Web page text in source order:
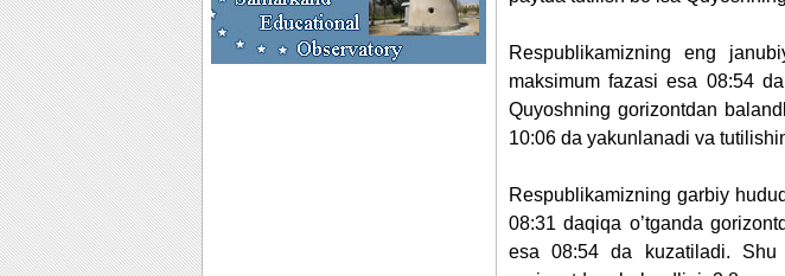
Respublikamizning eng
maksimum fazasi esa 08:54
Quyoshning gorizontdan
10:06 da yakunlanadi va
Respublikamizning garbiy
08:31 daqiqa o’tganda
esa 08:54 da kuzatiladi. Shu